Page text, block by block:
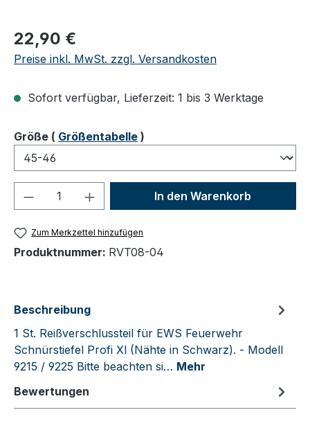
Regulärer Preis:
22,90 €
Preise inkl. MwSt. zzgl. Versandkosten
Sofort verfügbar, Lieferzeit: 1 bis 3 Werktage
Größeauswählen
( Größentabelle )
Produkt Anzahl: Gib denIn den Warenkorb
Zum Merkzettel hinzufügen
Produktnummer: RVT08-04
Beschreibung
1 St. Reißverschlussteil für EWS Feuerwehr
Schnürstiefel Profi Xl (Nähte in Schwarz). - Modell
9215 / 9225 Bitte beachten si… Mehr
Bewertungen